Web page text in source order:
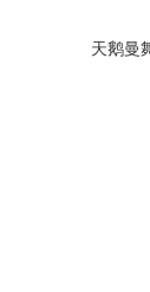
天鹅曼